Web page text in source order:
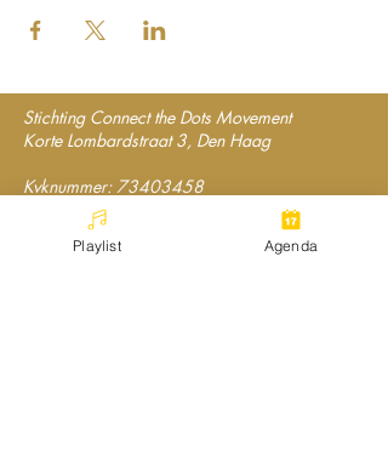
Stichting Connect the Dots Movement
Korte Lombardstraat 3, Den Haag
Kvknummer:73403458
Follow our socials:
Playlist Agenda